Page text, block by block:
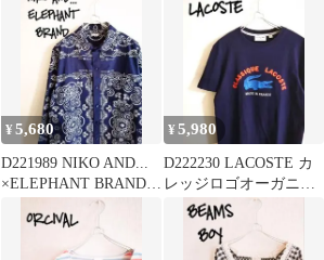
¥5,680
D221989 NIKO AND...
×ELEPHANT BRAND
¥5,980
D222230 LACOSTE カ
レッジロゴオーガニッ
クコットンTシャツ